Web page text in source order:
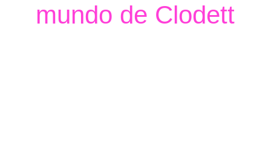
mundo de Clodett